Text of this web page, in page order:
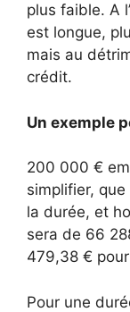
plus faible. A
est longue,
mais au
crédit.
Un exemple
200 000 €
simplifier, que
la durée, et
sera de 66
479,38 €
Pour une